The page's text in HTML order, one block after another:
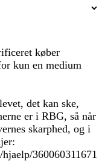
køber
kun en medium
det kan ske,
er i RBG, så når
skarphed, og i
360060311671